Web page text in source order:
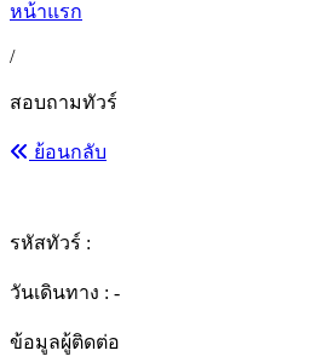
หน้าแรก
/
สอบถามทัวร์
ย้อนกลับ
รหัสทัวร์ :
วันเดินทาง : -
ข้อมูลผู้ติดต่อ